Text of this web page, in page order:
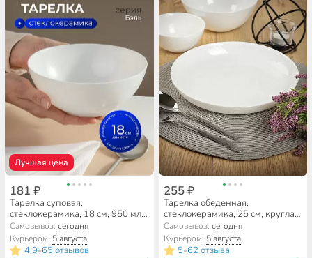
Лучшая цена
181 ₽
Тарелка суповая,
стеклокерамика, 18 см, 950 мл,
круглая, Бэль, Daniks, LPKW-70
Самовывоз:сегодня
Курьером: 5 августа
4.9•65 отзывов
255 ₽
Тарелка обеденная,
стеклокерамика, 25 см, круглая,
Precious, Luminarc, Q1900
Самовывоз: сегодня
Курьером: 5 августа
5•62 отзыва